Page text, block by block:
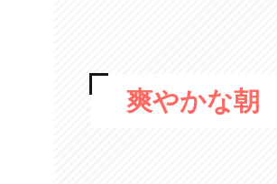
爽やかな朝